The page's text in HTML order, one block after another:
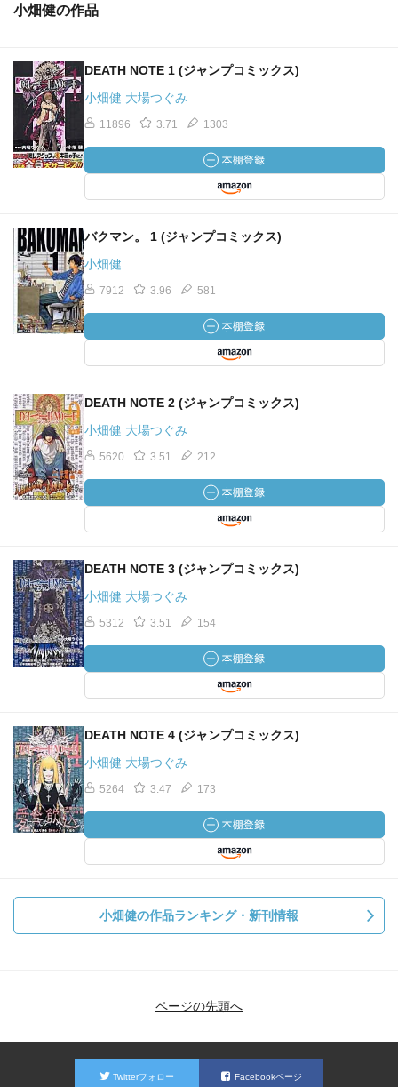
小畑健の作品
DEATH NOTE 1 (ジャンプコミックス)
小畑健 大場つぐみ
11896 3.71 1303
バクマン。 1 (ジャンプコミックス)
小畑健
7912 3.96 581
DEATH NOTE 2 (ジャンプコミックス)
小畑健 大場つぐみ
5620 3.51 212
DEATH NOTE 3 (ジャンプコミックス)
小畑健 大場つぐみ
5312 3.51 154
DEATH NOTE 4 (ジャンプコミックス)
小畑健 大場つぐみ
5264 3.47 173
小畑健の作品ランキング・新刊情報
ページの先頭へ
Twitterフォロー Facebookページ